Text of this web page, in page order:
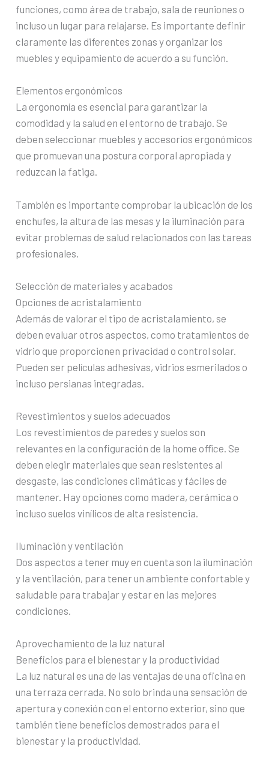
funciones, como área de trabajo, sala de reuniones o
incluso un lugar para relajarse. Es importante definir
claramente las diferentes zonas y organizar los
muebles y equipamiento de acuerdo a su función.
Elementos ergonómicos
La ergonomía es esencial para garantizar la
comodidad y la salud en el entorno de trabajo. Se
deben seleccionar muebles y accesorios ergonómicos
que promuevan una postura corporal apropiada y
reduzcan la fatiga.
También es importante comprobar la ubicación de los
enchufes, la altura de las mesas y la iluminación para
evitar problemas de salud relacionados con las tareas
profesionales.
Selección de materiales y acabados
Opciones de acristalamiento
Además de valorar el tipo de acristalamiento, se
deben evaluar otros aspectos, como tratamientos de
vidrio que proporcionen privacidad o control solar.
Pueden ser películas adhesivas, vidrios esmerilados o
incluso persianas integradas.
Revestimientos y suelos adecuados
Los revestimientos de paredes y suelos son
relevantes en la configuración de la home office. Se
deben elegir materiales que sean resistentes al
desgaste, las condiciones climáticas y fáciles de
mantener. Hay opciones como madera, cerámica o
incluso suelos vinílicos de alta resistencia.
Iluminación y ventilación
Dos aspectos a tener muy en cuenta son la iluminación
y la ventilación, para tener un ambiente confortable y
saludable para trabajar y estar en las mejores
condiciones.
Aprovechamiento de la luz natural
Beneficios para el bienestar y la productividad
La luz natural es una de las ventajas de una oficina en
una terraza cerrada. No solo brinda una sensación de
apertura y conexión con el entorno exterior, sino que
también tiene beneficios demostrados para el
bienestar y la productividad.